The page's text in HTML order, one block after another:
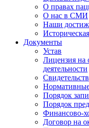
О правах
О нас в СМИ
Наши
Документы
Устав
Лицензия на
деятельности
Порядок
Порядок
Финансово-
Договор на